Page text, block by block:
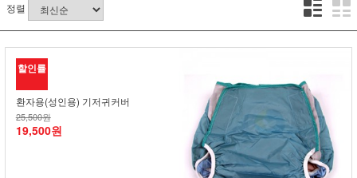
정렬
할인률
환자용(성인용) 기저귀커버
25,500원
19,500원